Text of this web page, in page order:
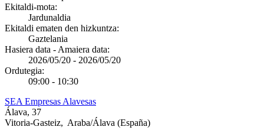
Ekitaldi-mota:
Jardunaldia
Ekitaldi ematen den hizkuntza:
Gaztelania
Hasiera data - Amaiera data:
2026/05/20 - 2026/05/20
Ordutegia:
09:00 - 10:30
SEA Empresas Alavesas
Álava, 37
Vitoria-Gasteiz, Araba/Álava (España)